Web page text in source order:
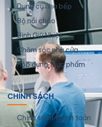
Dụng cụ nhà bếp
Bộ nồi chảo
Bình Giữ Nhiệt
Chăm sóc nhà cửa
Hộp đựng thực phẩm
CHÍNH SÁCH
Chính sách thanh toán